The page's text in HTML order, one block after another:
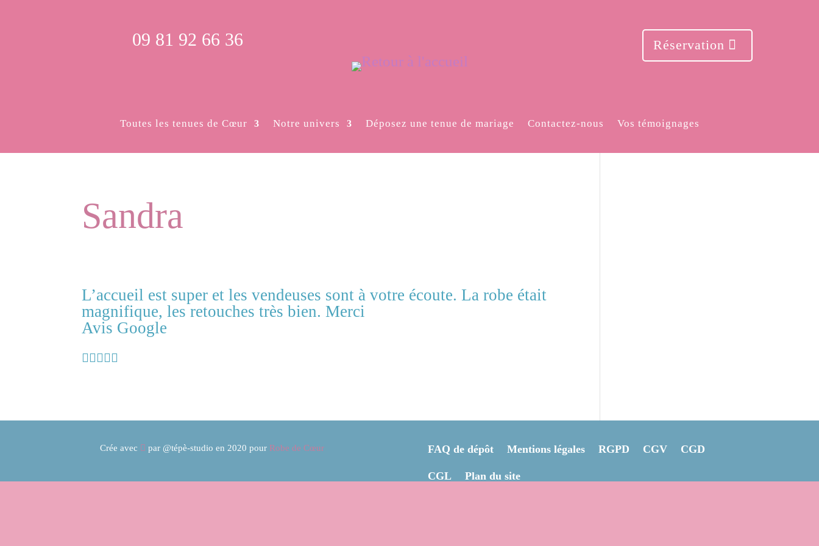
09 81 92 66 36 Réservation
Toutes les tenues de Cœur Notre univers Déposez une tenue de mariage Contactez-nous Vos témoignages
Sandra
L’accueil est super et les vendeuses sont à votre écoute. La robe était
magnifique, les retouches très bien. Merci
Avis Google

Crée avec  par@tépè-studio en 2020 pour Robe de Cœur FAQ de dépôt Mentions légales RGPD CGV CGD
CGL Plan du site